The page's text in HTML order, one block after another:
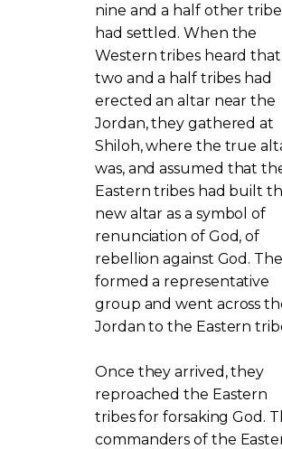
nine and a half other
had settled. When the
Western tribes heard
two and a half tribes had
erected an altar near the
Jordan, they gathered at
Shiloh, where the true
was, and assumed that
Eastern tribes had built
new altar as a symbol of
renunciation of God, of
rebellion against God.
formed a representative
group and went across
Jordan to the Eastern
Once they arrived, they
reproached the Eastern
tribes for forsaking God.
commanders of the